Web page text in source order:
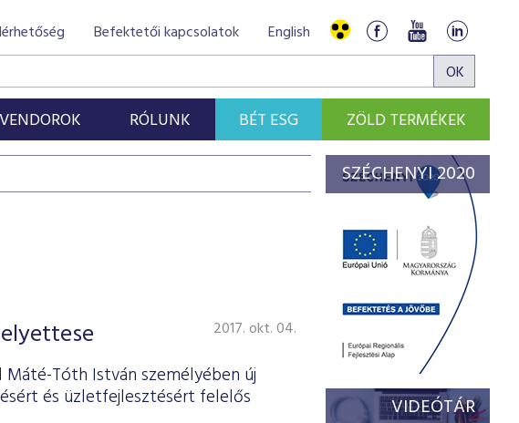
Befektetői kapcsolatok English
VENDOROK RÓLUNK BÉT ESG ZÖLD TERMÉKEK
2017. okt. 04.
Tóth István személyében új
és üzletfejlesztésért felelős
SZÉCHENYI 2020
VIDEÓTÁR